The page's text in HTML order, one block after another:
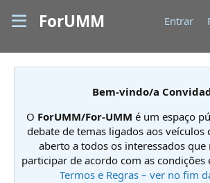
ForUMM Entrar
Bem-vindo/a
O ForUMM/For-UMM é um espaço
debate de temas ligados aos veículos
aberto a todos os interessados que
participar de acordo com as condições
Termos e Regras – ver no fim